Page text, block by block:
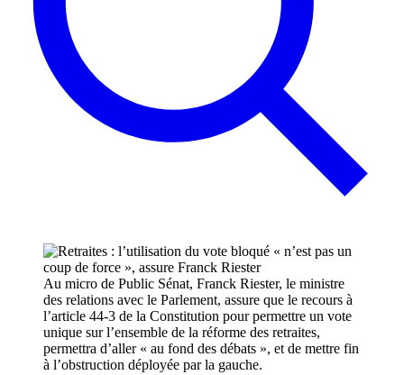
Au micro de Public Sénat, Franck Riester, le ministre
des relations avec le Parlement, assure que le recours à
l’article 44-3 de la Constitution pour permettre un vote
unique sur l’ensemble de la réforme des retraites,
permettra d’aller « au fond des débats », et de mettre fin
à l’obstruction déployée par la gauche.